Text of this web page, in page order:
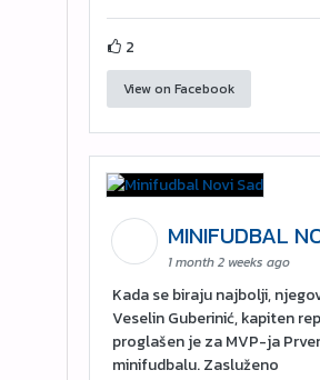
2
View on Facebook
MINIFUDBAL
1 month 2 weeks ago
Kada se biraju najbolji,
Veselin Guberinić, kapiten
proglašen je za MVP-ja
minifudbalu. Zasluženo